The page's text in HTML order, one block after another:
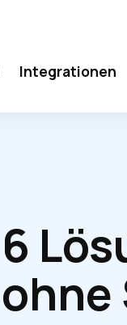
Integrationen
6
ohne